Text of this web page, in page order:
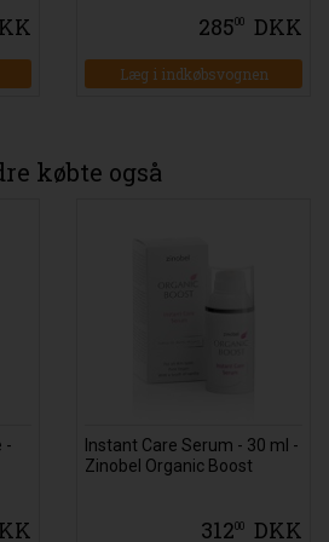
28500 DKK
Læg i indkøbsvognen
købte også
-
Instant Care Serum - 30 ml -
Zinobel Organic Boost
31200 DKK